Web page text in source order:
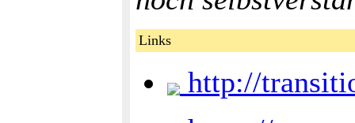
Links
http://